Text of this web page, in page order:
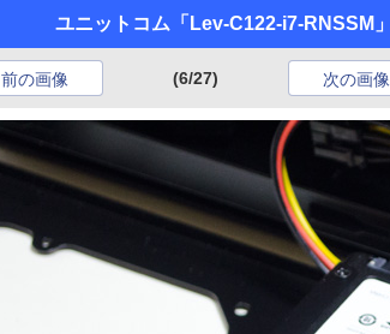
ユニットコム「Lev-C122-i7-RNSSM」
前の画像 (6/27) 次の画像